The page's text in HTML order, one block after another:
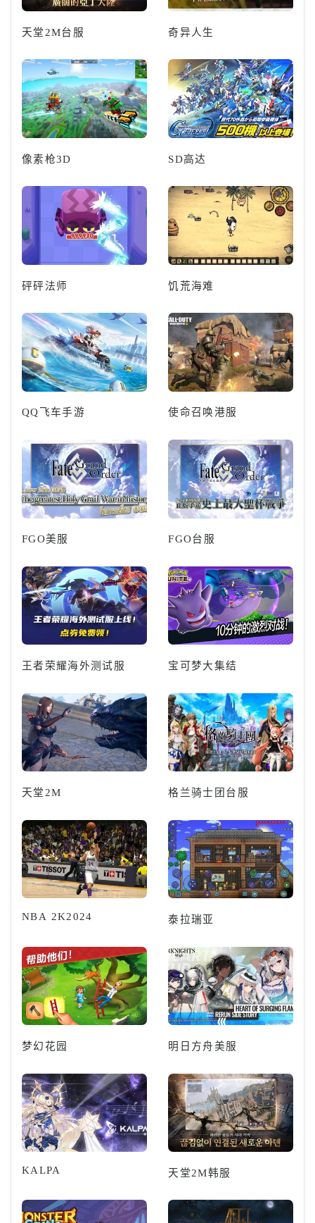
天堂2M台服 奇异人生
像素枪3D SD高达
砰砰法师 饥荒海难
QQ飞车手游 使命召唤港服
FGO美服 FGO台服
王者荣耀海外测试服 宝可梦大集结
天堂2M 格兰骑士团台服
NBA 2K2024 泰拉瑞亚
梦幻花园 明日方舟美服
KALPA 天堂2M韩服